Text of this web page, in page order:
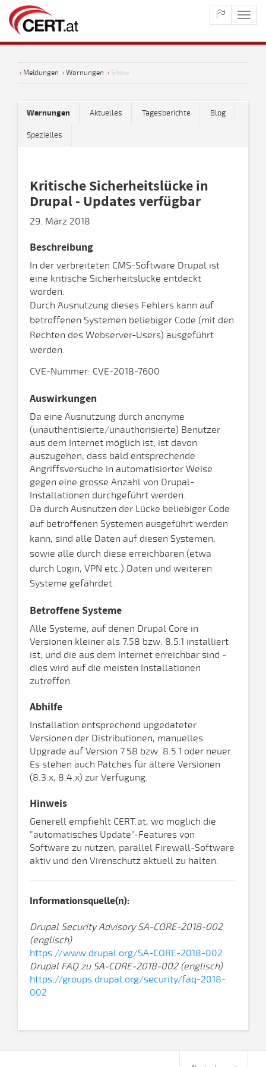
› Meldungen › Warnungen › Show
Warnungen Aktuelles Tagesberichte Blog
Spezielles
Kritische Sicherheitslücke in
Drupal - Updates verfügbar
29. März 2018
Beschreibung
In der verbreiteten CMS-Software Drupal ist
eine kritische Sicherheitslücke entdeckt
worden.
Durch Ausnutzung dieses Fehlers kann auf
betroffenen Systemen beliebiger Code (mit den
Rechten des Webserver-Users) ausgeführt
werden.
CVE-Nummer: CVE-2018-7600
Auswirkungen
Da eine Ausnutzung durch anonyme
(unauthentisierte/unauthorisierte) Benutzer
aus dem Internet möglich ist, ist davon
auszugehen, dass bald entsprechende
Angriffsversuche in automatisierter Weise
gegen eine grosse Anzahl von Drupal-
Installationen durchgeführt werden.
Da durch Ausnutzen der Lücke beliebiger Code
auf betroffenen Systemen ausgeführt werden
kann, sind alle Daten auf diesen Systemen,
sowie alle durch diese erreichbaren (etwa
durch Login, VPN etc.) Daten und weiteren
Systeme gefährdet.
Betroffene Systeme
Alle Systeme, auf denen Drupal Core in
Versionen kleiner als 7.58 bzw. 8.5.1 installiert
ist, und die aus dem Internet erreichbar sind -
dies wird auf die meisten Installationen
zutreffen.
Abhilfe
Installation entsprechend upgedateter
Versionen der Distributionen, manuelles
Upgrade auf Version 7.58 bzw. 8.5.1 oder neuer.
Es stehen auch Patches für ältere Versionen
(8.3.x, 8.4.x) zur Verfügung.
Hinweis
Generell empfiehlt CERT.at, wo möglich die
"automatisches Update"-Features von
Software zu nutzen, parallel Firewall-Software
aktiv und den Virenschutz aktuell zu halten.
Informationsquelle(n):
Drupal Security Advisory SA-CORE-2018-002
(englisch)
https://www.drupal.org/SA-CORE-2018-002
Drupal FAQ zu SA-CORE-2018-002 (englisch)
https://groups.drupal.org/security/faq-2018-
002